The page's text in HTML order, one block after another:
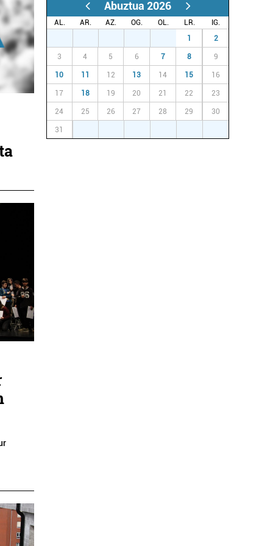
Abuztua 2026
AL. AR. AZ. OG. OL. LR.
IG.
1 2
3 4 5 6 7 8 9
10 11 12 13 14 15 16
17 18 19 20 21 22 23
24 25 26 27 28 29 30
31